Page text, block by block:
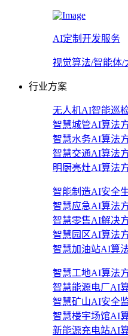
AI定制开发服务
视觉算法/智能体/
行业方案
无人机AI智能巡
智慧城管AI算法
智慧水务AI算法
智慧交通AI算法
明厨亮灶AI算法
智能制造AI安全
智慧应急AI算法
智慧零售AI解决
智慧园区AI算法
智慧加油站AI算
智慧工地AI算法
智慧能源电厂AI
智慧矿山AI安全
智慧楼宇场馆AI
新能源充电站AI